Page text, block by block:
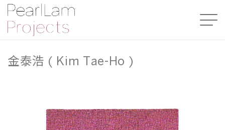
金泰浩 ( Kim Tae-Ho )